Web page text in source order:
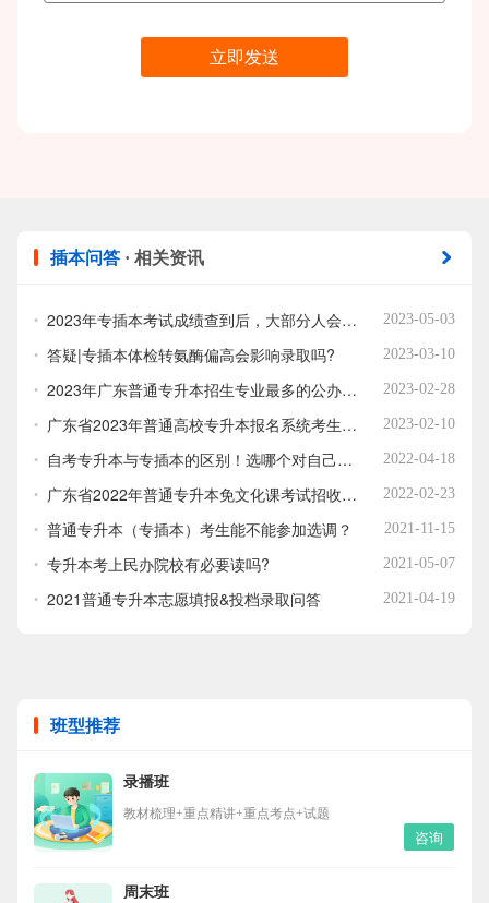
插本问答 · 相关资讯
2023年专插本考试成绩查到后，大部分人会问这些问题！提前看！ 2023-05-03
答疑|专插本体检转氨酶偏高会影响录取吗? 2023-03-10
2023年广东普通专升本招生专业最多的公办院校有哪些？ 2023-02-28
广东省2023年普通高校专升本报名系统考生端报名常见问题解答 2023-02-10
自考专升本与专插本的区别！选哪个对自己最有利？ 2022-04-18
广东省2022年普通专升本免文化课考试招收退役大学生士兵热点问答 2022-02-23
普通专升本（专插本）考生能不能参加选调？ 2021-11-15
专升本考上民办院校有必要读吗? 2021-05-07
2021普通专升本志愿填报&投档录取问答 2021-04-19
班型推荐
录播班
教材梳理+重点精讲+重点考点+试题
咨询
周末班